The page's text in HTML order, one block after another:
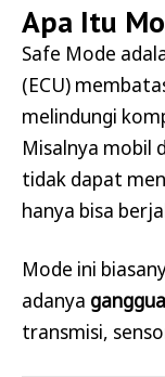
Apa Itu
Safe Mode
(ECU)
melindungi
Misalnya mobil
tidak dapat
hanya bisa
Mode ini
adanya
transmisi,